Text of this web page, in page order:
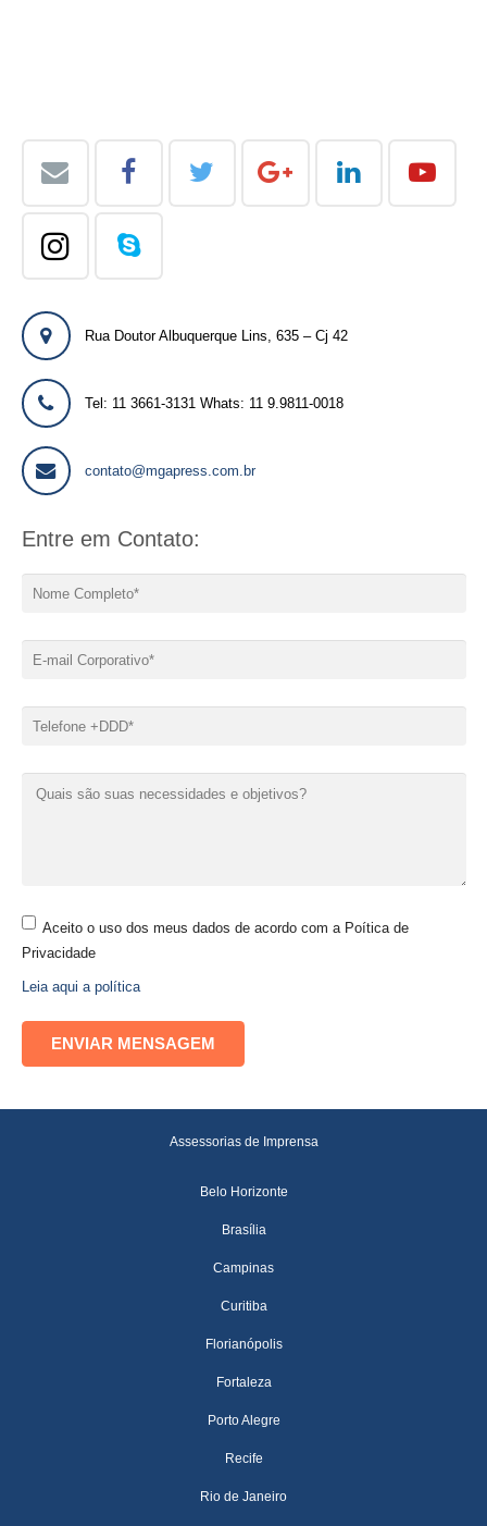
Rua Doutor Albuquerque Lins, 635 – Cj 42
Tel: 11 3661-3131 Whats: 11 9.9811-0018
contato@mgapress.com.br
Entre em Contato:
Aceito o uso dos meus dados de acordo com a Poítica de
Privacidade
Leia aqui a política
Assessorias de Imprensa
Belo Horizonte
Brasília
Campinas
Curitiba
Florianópolis
Fortaleza
Porto Alegre
Recife
Rio de Janeiro